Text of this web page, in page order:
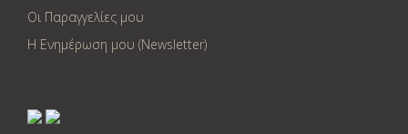
Οι Παραγγελίες μου
Η Ενημέρωση μου (Newsletter)